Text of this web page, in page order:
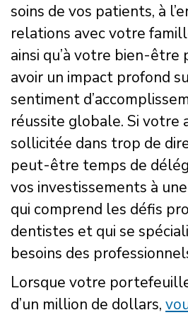
soins de vos patients, à
relations avec votre
ainsi qu’à votre bien-
avoir un impact profond
sentiment
réussite globale. Si
sollicitée dans trop de
peut-être temps de
vos investissements à
qui comprend les défis
dentistes et qui se
besoins des
Lorsque votre
d’un million de dollars,